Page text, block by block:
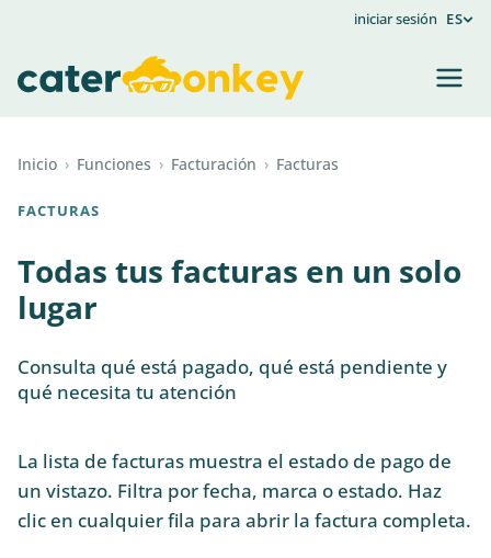
iniciar sesión ES
Inicio › Funciones › Facturación › Facturas
FACTURAS
Todas tus facturas en un solo
lugar
Consulta qué está pagado, qué está pendiente y
qué necesita tu atención
La lista de facturas muestra el estado de pago de
un vistazo. Filtra por fecha, marca o estado. Haz
clic en cualquier fila para abrir la factura completa.